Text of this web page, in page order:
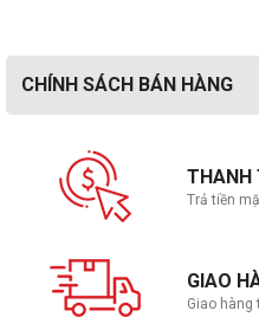
CHÍNH SÁCH BÁN HÀNG
THANH
Trả tiền
GIAO
Giao hàng